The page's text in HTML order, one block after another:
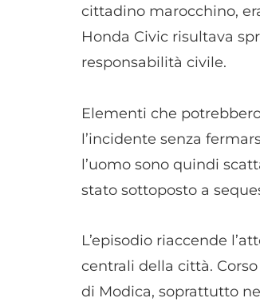
cittadino marocchino,
Honda Civic risultava
responsabilità civile.
Elementi che
l’incidente senza
l’uomo sono quindi
stato sottoposto a
L’episodio riaccende
centrali della città.
di Modica, soprattutto